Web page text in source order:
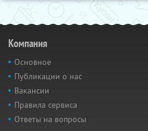
Компания
Основное
Публикации о нас
Вакансии
Правила сервиса
Ответы на вопросы